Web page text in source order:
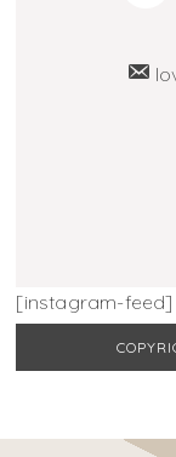
[instagram-feed]